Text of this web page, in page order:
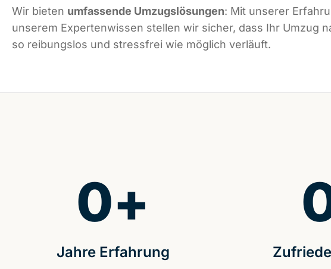
Wir bieten umfassende Umzugslösungen: Mit unserer
unserem Expertenwissen stellen wir sicher, dass Ihr Umzug
so reibungslos und stressfrei wie möglich verläuft.
Jahre Erfahrung
0+